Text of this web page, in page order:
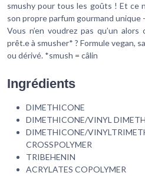
smushy pour tous les goûts ! Et ce
son propre parfum gourmand
Vous n’en voudrez pas qu’un
prêt.e à smusher* ? Formule vegan,
ou dérivé. *smush = câlin
Ingrédients
DIMETHICONE
DIMETHICONE/VINYL
DIMETHICONE/
CROSSPOLYMER
TRIBEHENIN
ACRYLATES COPOLYMER